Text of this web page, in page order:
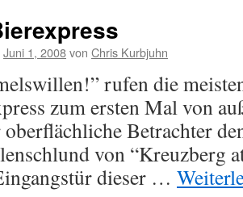
Juni 1, 2008von Chris Kurbjuhn
rufen die
zum ersten Mal von
Betrachter
von “Kreuzberg
dieser …